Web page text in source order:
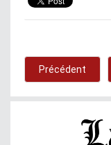
Précédent